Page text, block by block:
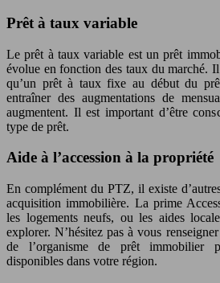
Prêt à taux variable
Le prêt à taux variable est un prêt
évolue en fonction des taux du marché.
qu’un prêt à taux fixe au début du
entraîner des augmentations de
augmentent. Il est important d’être
type de prêt.
Aide à l’accession à la propriété
En complément du PTZ, il existe
acquisition immobilière. La prime
les logements neufs, ou les aides
explorer. N’hésitez pas à vous
de l’organisme de prêt immobilier
disponibles dans votre région.